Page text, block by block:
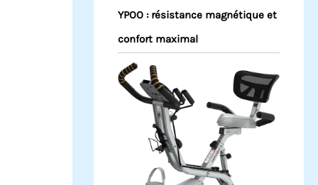
YPOO : résistance magnétique et
confort maximal